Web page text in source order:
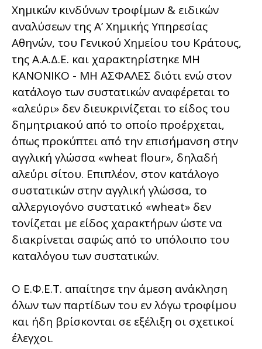
Χημικών κινδύνων τροφίμων & ειδικών
αναλύσεων της Α’ Χημικής Υπηρεσίας
Αθηνών, του Γενικού Χημείου του Κράτους,
της Α.Α.Δ.Ε. και χαρακτηρίστηκε ΜΗ
ΚΑΝΟΝΙΚΟ - ΜΗ ΑΣΦΑΛΕΣ διότι ενώ στον
κατάλογο των συστατικών αναφέρεται το
«αλεύρι» δεν διευκρινίζεται το είδος του
δημητριακού από το οποίο προέρχεται,
όπως προκύπτει από την επισήμανση στην
αγγλική γλώσσα «wheat flour», δηλαδή
αλεύρι σίτου. Επιπλέον, στον κατάλογο
συστατικών στην αγγλική γλώσσα, το
αλλεργιογόνο συστατικό «wheat» δεν
τονίζεται με είδος χαρακτήρων ώστε να
διακρίνεται σαφώς από το υπόλοιπο του
καταλόγου των συστατικών.
Ο Ε.Φ.Ε.Τ. απαίτησε την άμεση ανάκληση
όλων των παρτίδων του εν λόγω τροφίμου
και ήδη βρίσκονται σε εξέλιξη οι σχετικοί
έλεγχοι.